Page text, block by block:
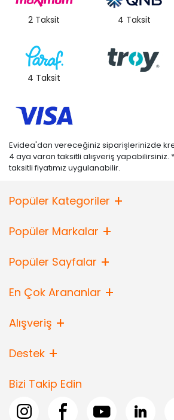
2 Taksit 4 Taksit
4 Taksit
Evidea'dan vereceğiniz siparişlerinizde
4 aya varan taksitli alışveriş yapabilirsiniz.
taksitli fiyatımız uygulanabilir.
Popüler Kategoriler
Popüler Markalar
Popüler Sayfalar
En Çok Arananlar
Alışveriş
Destek
Bizi Takip Edin